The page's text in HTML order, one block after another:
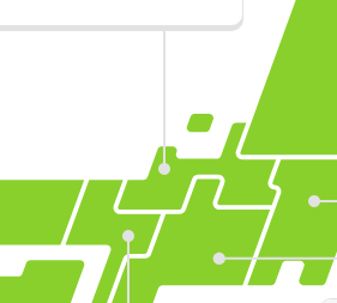
しっかり稼いで貯金
安定した収入で安
一人暮らしがしたい！
など、いろいろな